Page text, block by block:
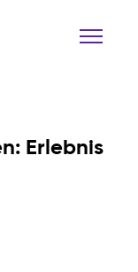
Erlebnis